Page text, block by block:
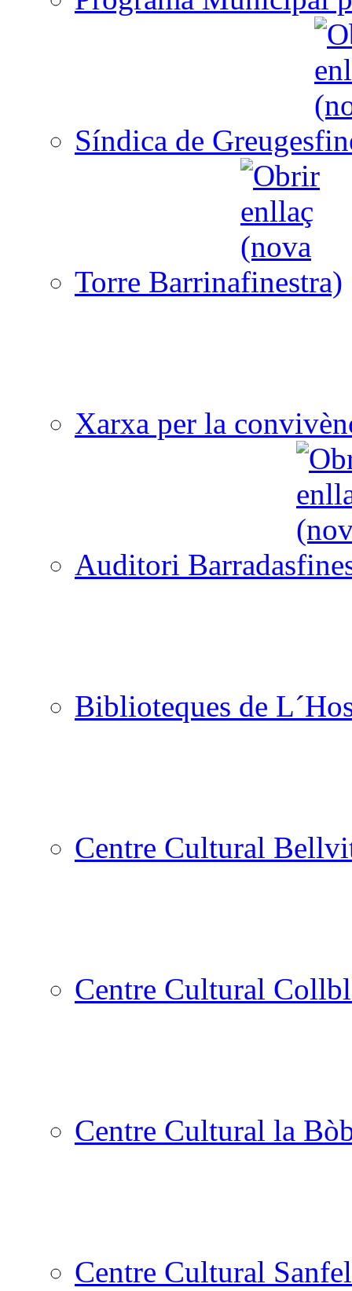
Síndica de Greuges
Torre Barrina
Xarxa per la
Auditori Barradas
Biblioteques de
Centre Cultural
Centre Cultural
Centre Cultural la
Centre Cultural